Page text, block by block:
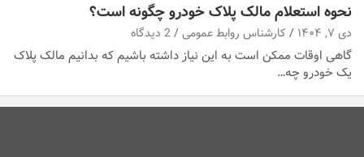
نحوه استعلام مالک پلاک خودرو چگونه است؟
دی ۷, ۱۴۰۴ کارشناس روابط عمومی 2 دیدگاه
گاهی اوقات ممکن است به این نیاز داشته باشیم که بدانیم مالک پلاک
یک خودرو چه…